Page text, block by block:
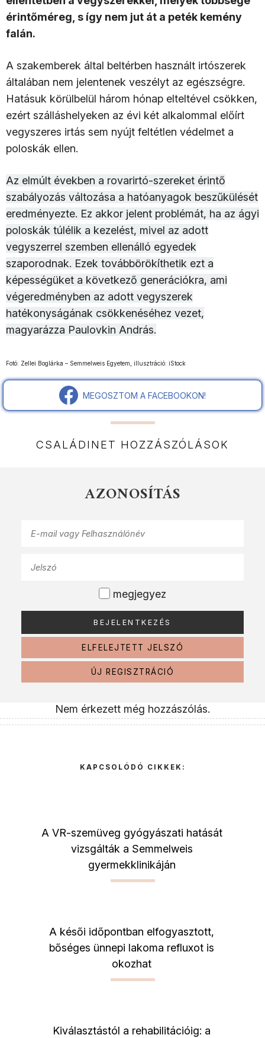
érintőméreg, s így nem jut át a peték kemény
falán.
A szakemberek által beltérben használt irtószerek
általában nem jelentenek veszélyt az egészségre.
Hatásuk körülbelül három hónap elteltével csökken,
ezért szálláshelyeken az évi két alkalommal előírt
vegyszeres irtás sem nyújt feltétlen védelmet a
poloskák ellen.
Az elmúlt években a rovarirtó-szereket érintő
szabályozás változása a hatóanyagok beszűkülését
eredményezte. Ez akkor jelent problémát, ha az ágyi
poloskák túlélik a kezelést, mivel az adott
vegyszerrel szemben ellenálló egyedek
szaporodnak. Ezek továbbörökíthetik ezt a
képességüket a következő generációkra, ami
végeredményben az adott vegyszerek
hatékonyságának csökkenéséhez vezet,
magyarázza Paulovkin András.
Fotó: Zellei Boglárka – Semmelweis Egyetem, illusztráció: iStock
MEGOSZTOM A FACEBOOKON!
CSALÁDINET HOZZÁSZÓLÁSOK
AZONOSÍTÁS
megjegyez
ELFELEJTETT JELSZÓ
ÚJ REGISZTRÁCIÓ
Nem érkezett még hozzászólás.
KAPCSOLÓDÓ CIKKEK:
A VR-szemüveg gyógyászati hatását
vizsgálták a Semmelweis
gyermekklinikáján
A késői időpontban elfogyasztott,
bőséges ünnepi lakoma refluxot is
okozhat
Kiválasztástól a rehabilitációig: a